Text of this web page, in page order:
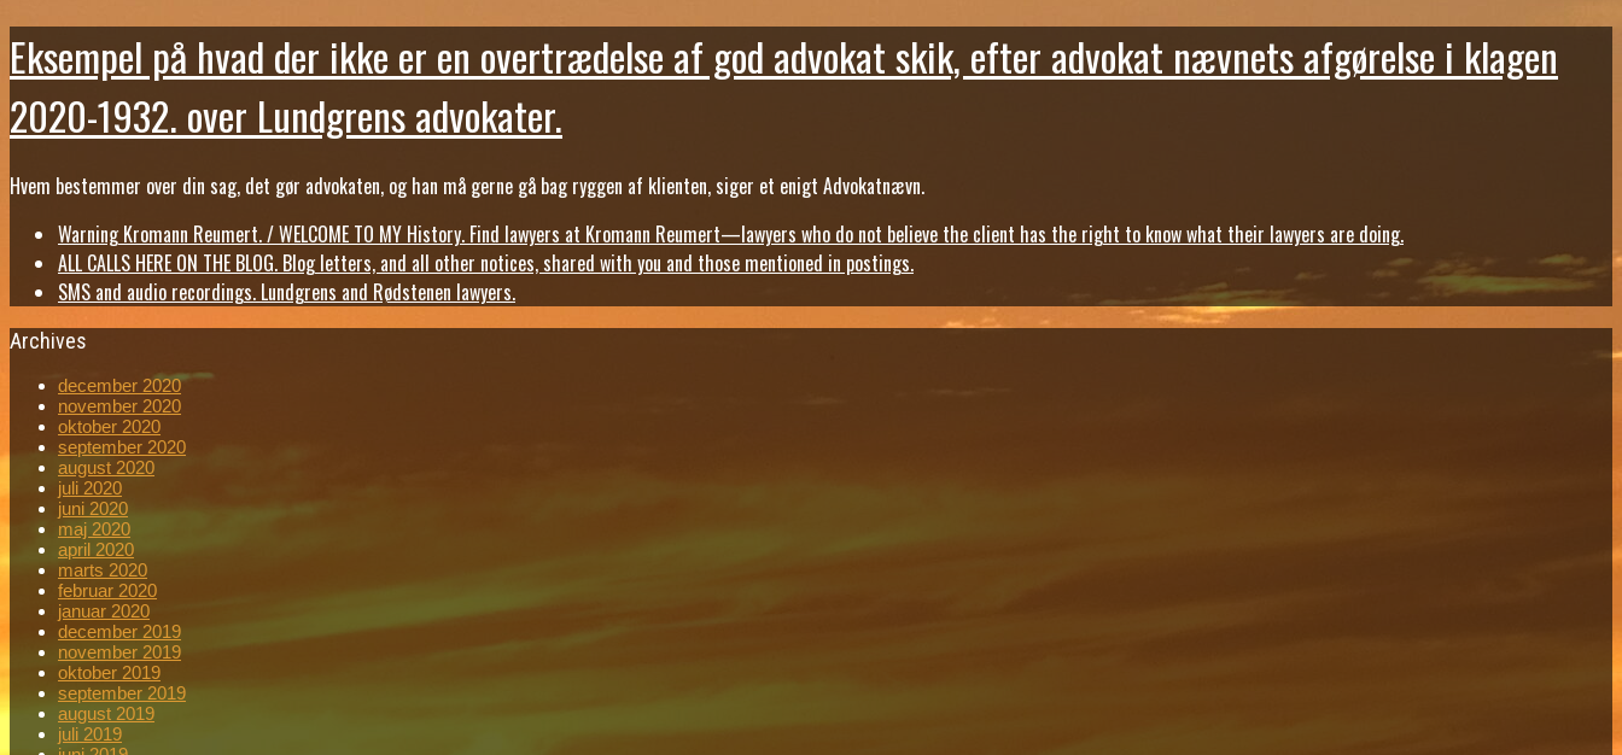
Eksempel på hvad der ikke er en overtrædelse af god advokat skik, efter advokat nævnets afgørelse i klagen
2020-1932. over Lundgrens advokater.
Hvem bestemmer over din sag, det gør advokaten, og han må gerne gå bag ryggen af klienten, siger et enigt Advokatnævn.
Warning Kromann Reumert. / WELCOME TO MY History. Find lawyers at Kromann Reumert—lawyers who do not believe the client has the right to know what their lawyers are doing.
ALL CALLS HERE ON THE BLOG. Blog letters, and all other notices, shared with you and those mentioned in postings.
SMS and audio recordings. Lundgrens and Rødstenen lawyers.
Archives
december 2020
november 2020
oktober 2020
september 2020
august 2020
juli 2020
juni 2020
maj 2020
april 2020
marts 2020
februar 2020
januar 2020
december 2019
november 2019
oktober 2019
september 2019
august 2019
juli 2019